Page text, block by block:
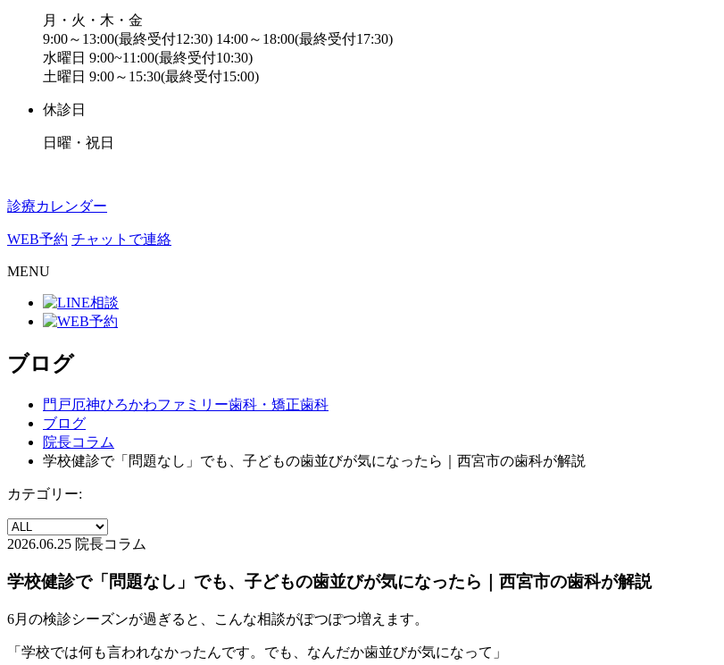
月・火・木・金
9:00～13:00(最終受付12:30) 14:00～18:00(最終受付17:30)
水曜日 9:00~11:00(最終受付10:30)
土曜日 9:00～15:30(最終受付15:00)
休診日
日曜・祝日
診療カレンダー
WEB予約 チャットで連絡
MENU
ブログ
門戸厄神ひろかわファミリー歯科・矯正歯科
ブログ
院長コラム
学校健診で「問題なし」でも、子どもの歯並びが気になったら｜西宮市の歯科が解説
カテゴリー:
2026.06.25 院長コラム
学校健診で「問題なし」でも、子どもの歯並びが気になったら｜西宮市の歯科が解説
6月の検診シーズンが過ぎると、こんな相談がぽつぽつ増えます。
「学校では何も言われなかったんです。でも、なんだか歯並びが気になって」